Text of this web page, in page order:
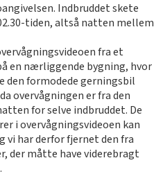
Indbruddet skete
tiden, altså natten mellem
fra et
en nærliggende bygning, hvor
den formodede gerningsbil
overvågningen er fra den
for selve indbruddet. De
i overvågningsvideoen kan
vi har derfor fjernet den fra
der måtte have viderebragt